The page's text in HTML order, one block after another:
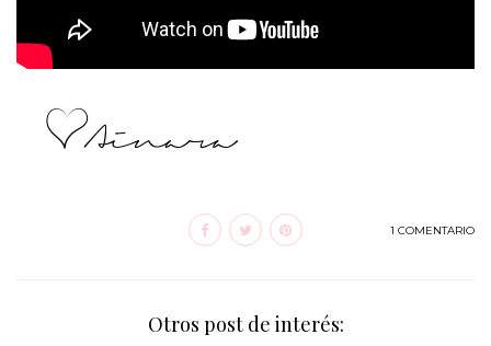
1 COMENTARIO
Otros post de interés: